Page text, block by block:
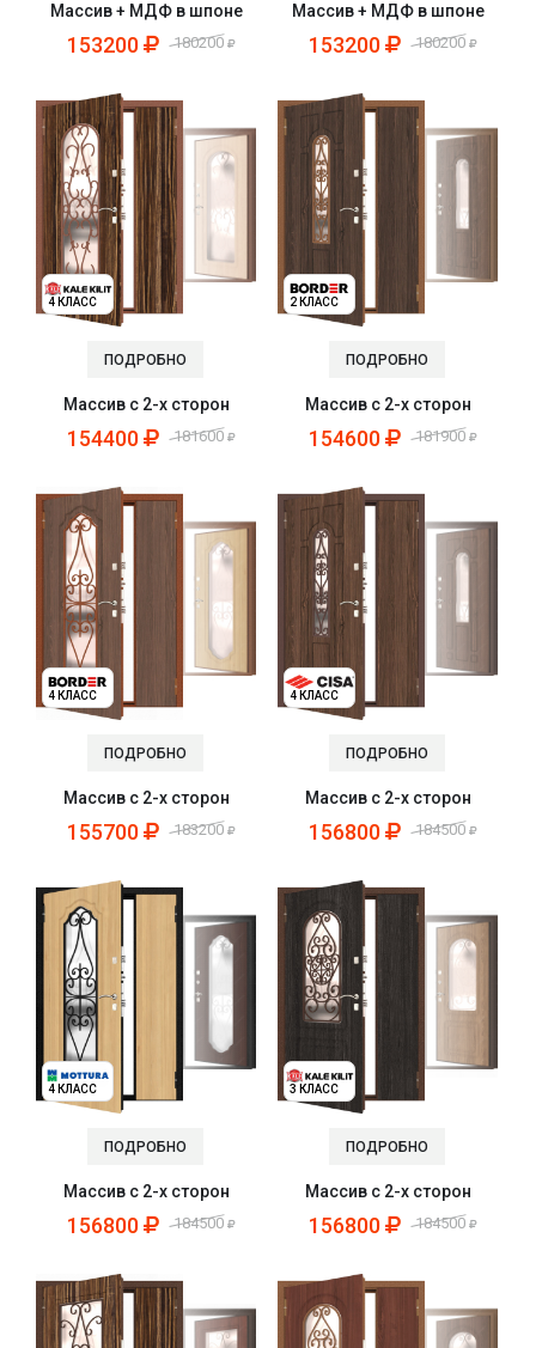
Массив + МДФ в шпоне
153200 180200
Массив + МДФ в шпоне
153200 180200
4 КЛАСС
ПОДРОБНО
Массив с 2-х сторон
154400 181600
2 КЛАСС
ПОДРОБНО
Массив с 2-х сторон
154600 181900
4 КЛАСС
ПОДРОБНО
Массив с 2-х сторон
155700 183200
4 КЛАСС
ПОДРОБНО
Массив с 2-х сторон
156800 184500
4 КЛАСС
ПОДРОБНО
Массив с 2-х сторон
156800 184500
3 КЛАСС
ПОДРОБНО
Массив с 2-х сторон
156800 184500